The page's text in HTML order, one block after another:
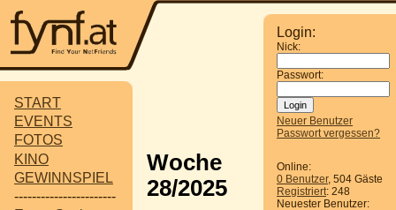
START
EVENTS
FOTOS
KINO
GEWINNSPIEL
-----------------------
Login:
Nick:
Passwort:
Neuer Benutzer
Passwort vergessen?
Online:
0 Benutzer, 504 Gäste
Registriert: 248
Neuester Benutzer:
Woche
28/2025